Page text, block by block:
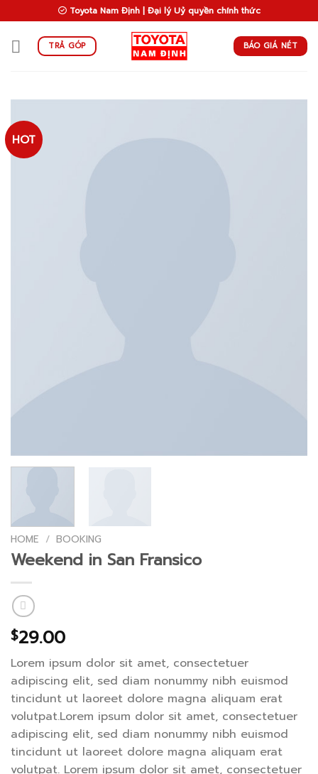
to
content
Toyota Nam Định | Đại lý Uỷ quyền chính thức
TRẢ GÓP BÁO GIÁ NÉT
HOT
HOME / BOOKING
Weekend in San Fransico
$29.00
Lorem ipsum dolor sit amet, consectetuer
adipiscing elit, sed diam nonummy nibh euismod
tincidunt ut laoreet dolore magna aliquam erat
volutpat.Lorem ipsum dolor sit amet, consectetuer
adipiscing elit, sed diam nonummy nibh euismod
tincidunt ut laoreet dolore magna aliquam erat
volutpat. Lorem ipsum dolor sit amet, consectetuer